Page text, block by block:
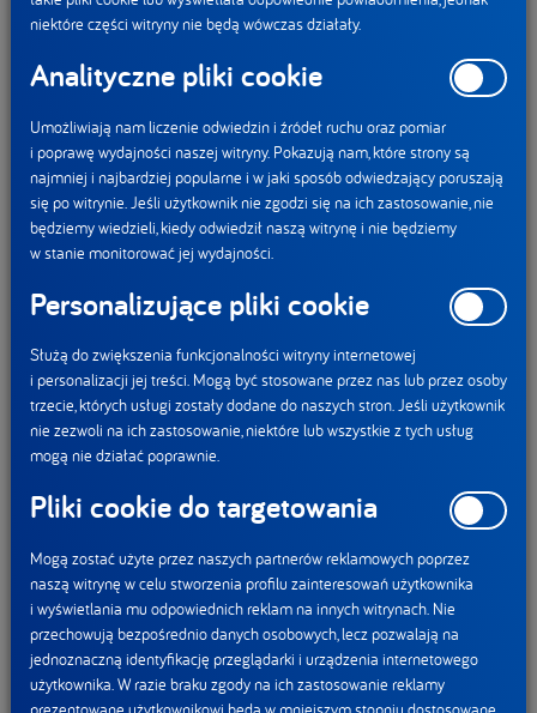
organizmie. Jelito cienkie, które może mieć nawet do
składników odżywczych, a dzięki milionom kosmków
i mikrokosmków jego powierzchnia chłonna sięga nawet
około 2 mln cm². Z kolei jelito grube odzyskuje nawet 90%
wody z treści pokarmowej i stanowi środowisko życia dla
mikrobioty jelitowej [1]. To właśnie tutaj widać wyraźnie, że
jelita nie są wyłącznie narządem – pełnią rolę złożonego
kondycja jelit jest powiązana nie tylko z funkcjonowaniem
codziennym samopoczuciem [3]. To właśnie dlatego troska
o ich zdrowie ma znaczenie dla całego organizmu.
Jak o nie dbać?
Eksperci podkreślają, że dla zdrowia jelit szczególne
bogate w błonnik, warzywa, owoce, produkty pełnoziarniste
oraz fermentowane, takie jak jogurty naturalne, kefiry czy
kiszonki. Równie ważne są odpowiednie nawodnienie,
regularna aktywność fizyczna, regenerujący sen
i ograniczanie przewlekłego stresu. To właśnie suma tych
niektóre części witryny nie będą wówczas działały.
Analityczne pliki cookie
Umożliwiają nam liczenie odwiedzin i źródeł ruchu oraz pomiar
i poprawę wydajności naszej witryny. Pokazują nam, które strony są
najmniej i najbardziej popularne i w jaki sposób odwiedzający poruszają
się po witrynie. Jeśli użytkownik nie zgodzi się na ich zastosowanie, nie
będziemy wiedzieli, kiedy odwiedził naszą witrynę i nie będziemy
w stanie monitorować jej wydajności.
Personalizujące pliki cookie
Służą do zwiększenia funkcjonalności witryny internetowej
i personalizacji jej treści. Mogą być stosowane przez nas lub przez osoby
trzecie, których usługi zostały dodane do naszych stron. Jeśli użytkownik
nie zezwoli na ich zastosowanie, niektóre lub wszystkie z tych usług
mogą nie działać poprawnie.
Pliki cookie do targetowania
Mogą zostać użyte przez naszych partnerów reklamowych poprzez
naszą witrynę w celu stworzenia profilu zainteresowań użytkownika
i wyświetlania mu odpowiednich reklam na innych witrynach. Nie
przechowują bezpośrednio danych osobowych, lecz pozwalają na
jednoznaczną identyfikację przeglądarki i urządzenia internetowego
użytkownika. W razie braku zgody na ich zastosowanie reklamy